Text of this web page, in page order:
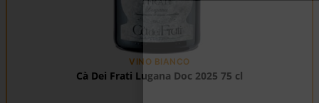
VINO BIANCO
Cà Dei Frati Lugana Doc 2025 75 cl